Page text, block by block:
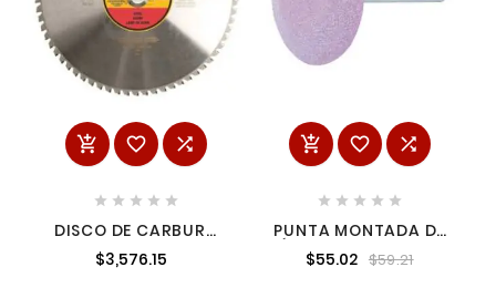
  
    
DISCO DE CARBURO
14 66 DIENTES PARA
METALES DWA7747
$3,576.15
  
    
PUNTA MONTADA DE
ÓXIDO DE ALUMINIO
ROSA TIPO A36 URREA
$55.02 $59.21